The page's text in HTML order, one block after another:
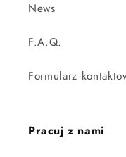
News
F.A.Q.
Formularz
Pracuj z nami